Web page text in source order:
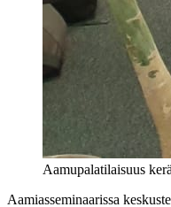
Aamupalatilaisuus
Aamiasseminaarissa